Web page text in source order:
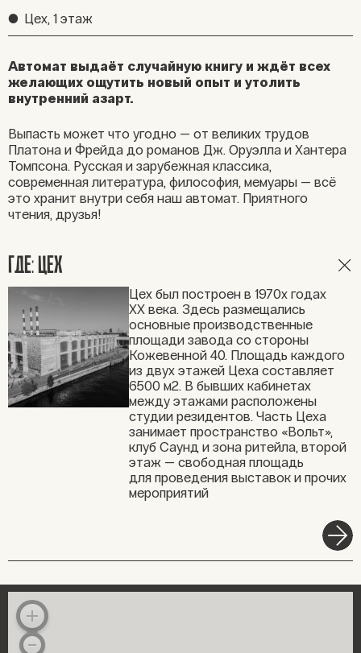
● Цех, 1 этаж
Автомат выдаёт случайную книгу и ждёт всех
желающих ощутить новый опыт и утолить
внутренний азарт.
Выпасть может что угодно — от великих трудов
Платона и Фрейда до романов Дж. Оруэлла и Хантера
Томпсона. Русская и зарубежная классика,
современная литература, философия, мемуары — всё
это хранит внутри себя наш автомат. Приятного
чтения, друзья!
ГДЕ: ЦЕХ
Цех был построен в 1970х годах
XX века. Здесь размещались
основные производственные
площади завода со стороны
Кожевенной 40. Площадь каждого
из двух этажей Цеха составляет
6500 м2. В бывших кабинетах
между этажами расположены
студии резидентов. Часть Цеха
занимает пространство «Вольт»,
клуб Саунд и зона ритейла, второй
этаж — свободная площадь
для проведения выставок и прочих
мероприятий